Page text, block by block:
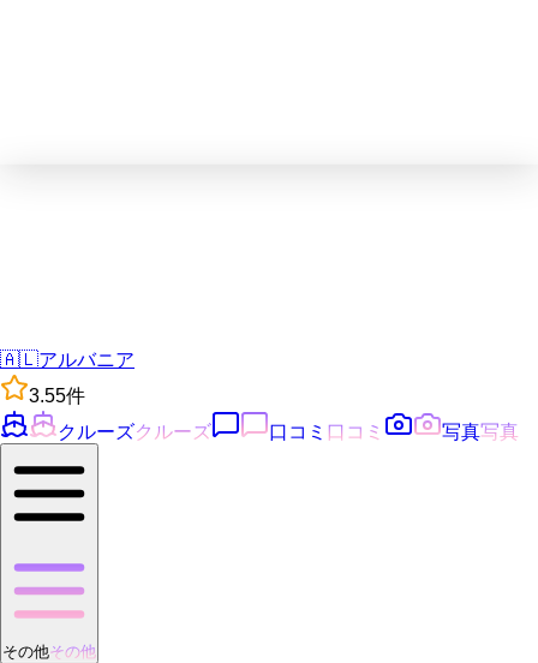
🇦🇱アルバニア
3.55件
クルーズクルーズ 口コミ 口コミ 写真写真
その他その他